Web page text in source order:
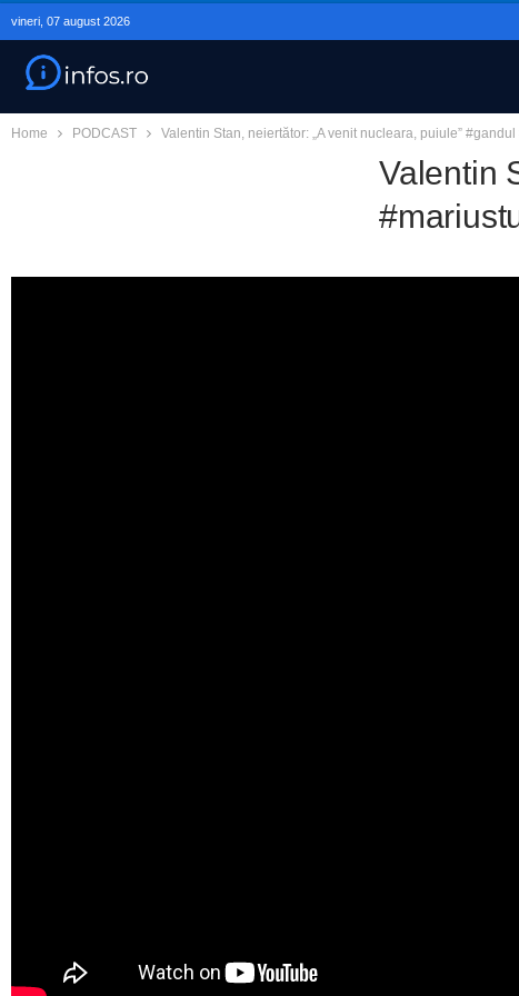
vineri, 07 august 2026
Home PODCAST Valentin Stan, neiertător: „A venit nucleara, puiule”
Valentin